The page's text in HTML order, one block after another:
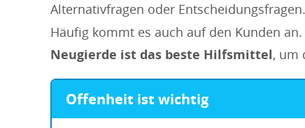
Alternativfragen oder
Häufig kommt es auch auf den Kunden
Neugierde ist das beste Hilfsmittel, um
Offenheit ist wichtig